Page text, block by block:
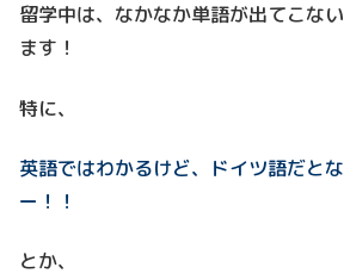
留学中は、なかなか単語が出てこな
ます！
特に、
英語ではわかるけど、ドイツ語だと
ー！！
とか、